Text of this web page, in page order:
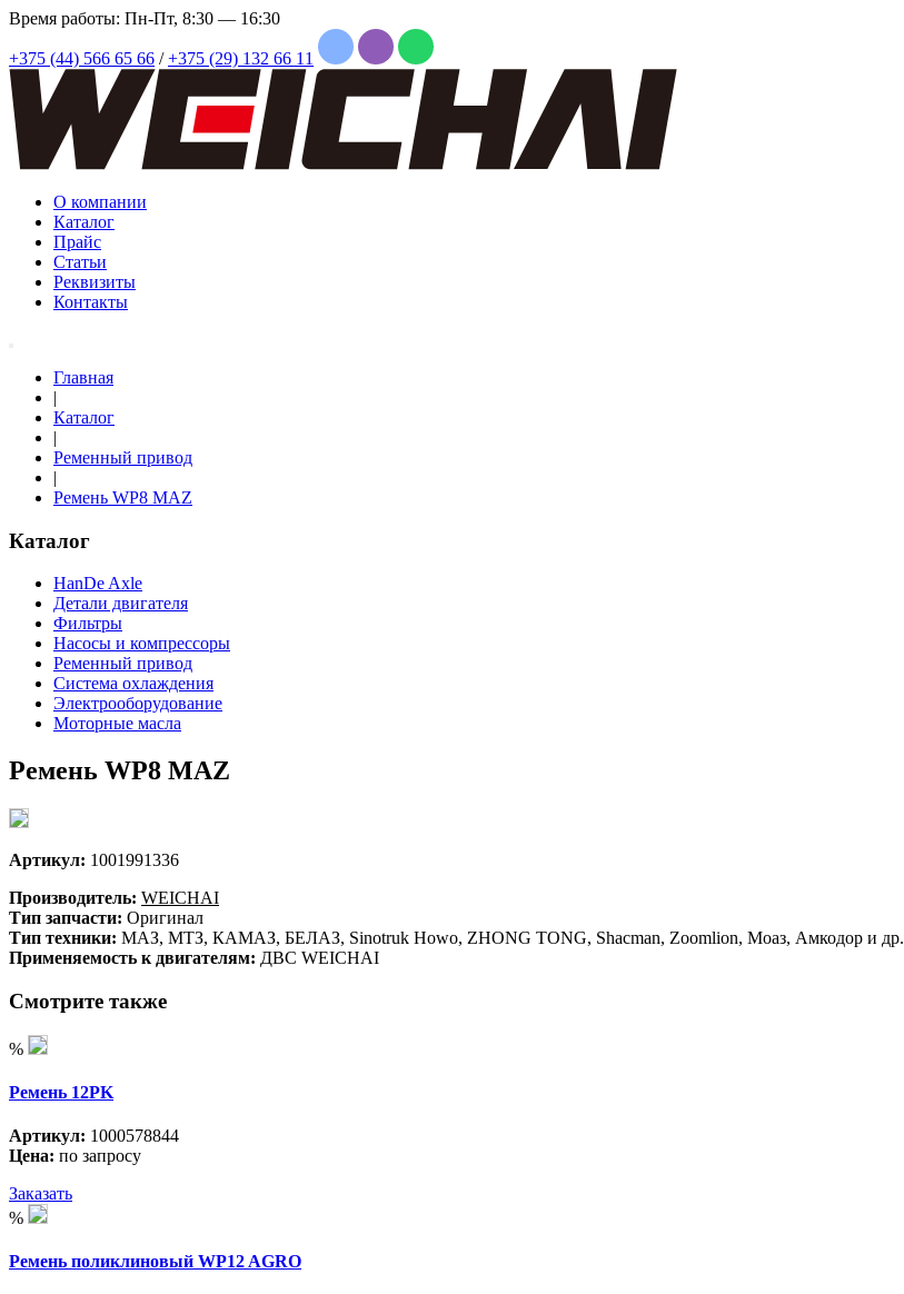
Время работы: Пн-Пт, 8:30 — 16:30
+375 (44) 566 65 66 / +375 (29) 132 66 11
О компании
Каталог
Прайс
Статьи
Реквизиты
Контакты
Главная
|
Каталог
|
Ременный привод
|
Ремень WP8 MAZ
Каталог
HanDe Axle
Детали двигателя
Фильтры
Насосы и компрессоры
Ременный привод
Система охлаждения
Электрооборудование
Моторные масла
Ремень WP8 MAZ
Артикул: 1001991336
Производитель: WEICHAI
Тип запчасти: Оригинал
Тип техники: МАЗ, МТЗ, КАМАЗ, БЕЛАЗ, Sinotruk Howo, ZHONG TONG, Shacman, Zoomlion, Моаз, Амкодор и др.
Применяемость к двигателям: ДВС WEICHAI
Смотрите также
%
Ремень 12PK
Артикул: 1000578844
Цена: по запросу
Заказать
%
Ремень поликлиновый WP12 AGRO